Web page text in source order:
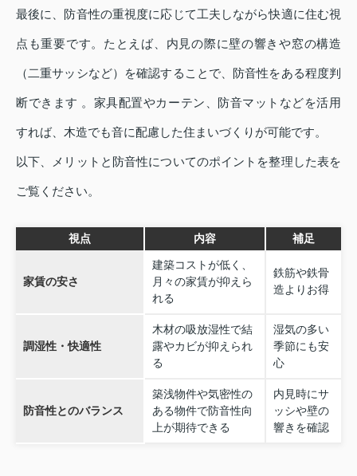
最後に、防音性の重視度に応じて工夫しながら快適に住む視
点も重要です。たとえば、内見の際に壁の響きや窓の構造
（二重サッシなど）を確認することで、防音性をある程度判
断できます 。家具配置やカーテン、防音マットなどを活用
すれば、木造でも音に配慮した住まいづくりが可能です。
以下、メリットと防音性についてのポイントを整理した表を
ご覧ください。
視点 内容 補足
家賃の安さ
建築コストが低く、
月々の家賃が抑えら
れる
鉄筋や鉄骨
造よりお得
調湿性・快適性
木材の吸放湿性で結
露やカビが抑えられ
る
湿気の多い
季節にも安
心
防音性とのバランス
築浅物件や気密性の
ある物件で防音性向
上が期待できる
内見時にサ
ッシや壁の
響きを確認